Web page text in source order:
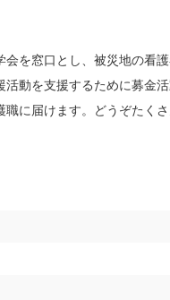
を窓口とし、被災地の看護
動を支援するために募金
に届けます。どうぞたく